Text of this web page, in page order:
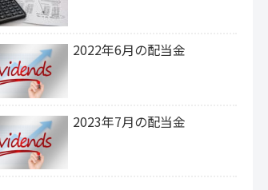
2022年6月の配当金
2023年7月の配当金